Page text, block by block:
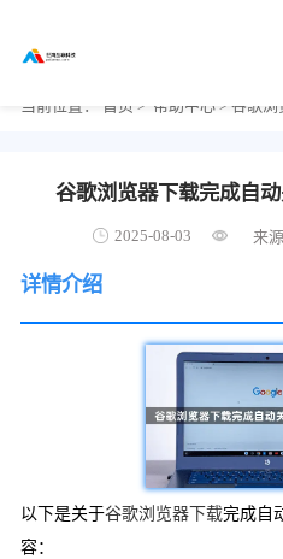
当前位置： 首页 > 帮助中心 > 谷歌浏
谷歌浏览器下载完成自
2025-08-03 来
详情介绍
以下是关于谷歌浏览器下载完成自
容：